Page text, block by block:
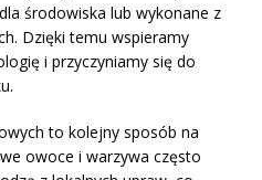
środowiska lub wykonane z
Dzięki temu wspieramy
i przyczyniamy się do
to kolejny sposób na
owoce i warzywa często